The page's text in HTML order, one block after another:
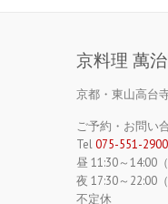
京料理 萬
京都・東山高台
ご予約・お問い
Tel075-551-2900
昼 11:30～14:00
夜 17:30～22:00
不定休